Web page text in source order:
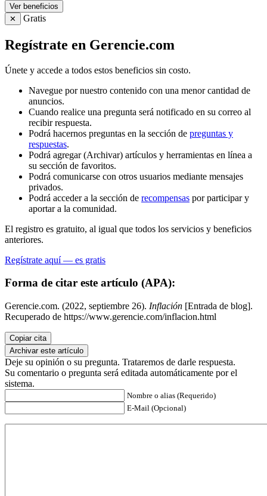
Ver beneficios
✕
Gratis
Regístrate en Gerencie.com
Únete y accede a todos estos beneficios sin costo.
Navegue por nuestro contenido con una menor cantidad de
anuncios.
Cuando realice una pregunta será notificado en su correo al
recibir respuesta.
Podrá hacernos preguntas en la sección de preguntas y
respuestas.
Podrá agregar (Archivar) artículos y herramientas en línea a
su sección de favoritos.
Podrá comunicarse con otros usuarios mediante mensajes
privados.
Podrá acceder a la sección de recompensas por participar y
aportar a la comunidad.
El registro es gratuito, al igual que todos los servicios y beneficios
anteriores.
Regístrate aquí — es gratis
Forma de citar este artículo (APA):
Gerencie.com. (2022, septiembre 26). Inflación [Entrada de blog].
Recuperado de https://www.gerencie.com/inflacion.html
Copiar cita
Archivar este artículo
Deje su opinión o su pregunta. Trataremos de darle respuesta.
Su comentario o pregunta será editada automáticamente por el
sistema.
Nombre o alias (Requerido)
E-Mail (Opcional)